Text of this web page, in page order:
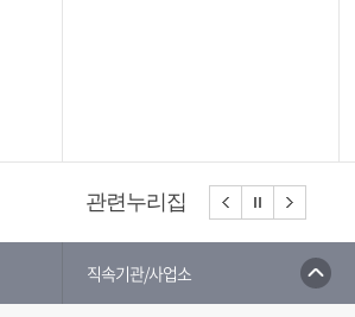
관련누리집
직속기관/사업소